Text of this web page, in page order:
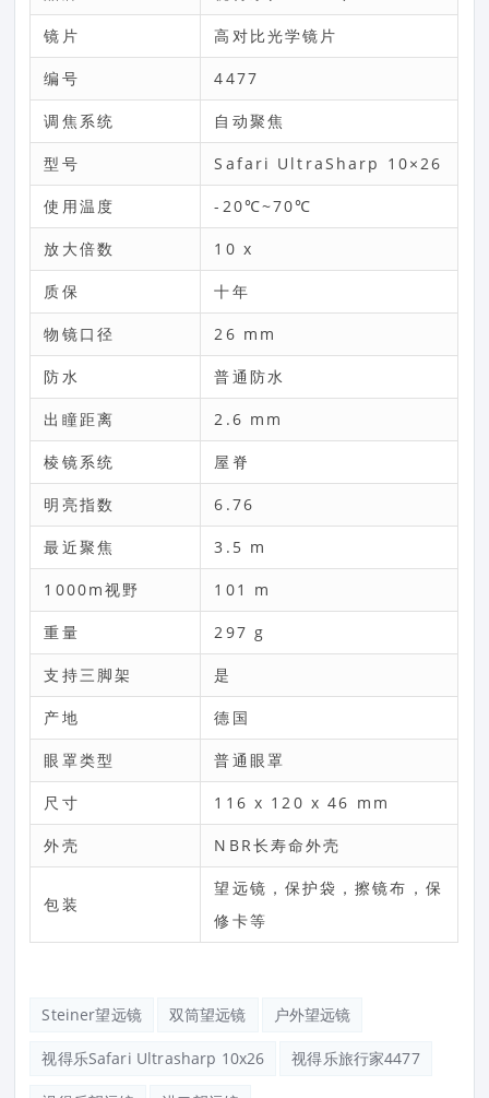
镜片 高对比光学镜片
编号 4477
调焦系统 自动聚焦
型号 Safari UltraSharp 10×26
使用温度 -20℃~70℃
放大倍数 10 x
质保 十年
物镜口径 26 mm
防水 普通防水
出瞳距离 2.6 mm
棱镜系统 屋脊
明亮指数 6.76
最近聚焦 3.5 m
1000m视野 101 m
重量 297 g
支持三脚架 是
产地 德国
眼罩类型 普通眼罩
尺寸 116 x 120 x 46 mm
外壳 NBR长寿命外壳
包装
望远镜，保护袋，擦镜布，保
修卡等
Steiner望远镜 双筒望远镜 户外望远镜
视得乐safari Ultrasharp 10x26 视得乐旅行家4477